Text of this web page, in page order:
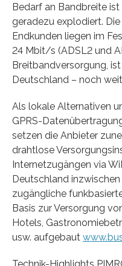
Bedarf an Bandbreite
geradezu explodiert.
Endkunden liegen im
24 Mbit/s (ADSL2 und
Breitbandversorgung,
Deutschland – noch
Als lokale Alternativen
GPRS-
setzen die Anbieter
drahtlose
Internetzugängen via
Deutschland
zugängliche
Basis zur Versorgung
Hotels,
usw. aufgebaut
Technik-Highlights